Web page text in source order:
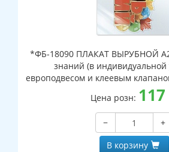
*ФБ-18090 ПЛАКАТ ВЫРУБНОЙ
знаний (в индивидуальной
европодвесом и клеевым
ВД-лак)
Цена розн: 117
−
+
В корзину